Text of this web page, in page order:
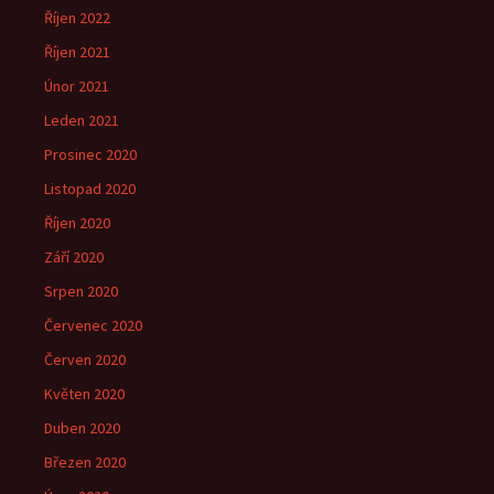
Říjen 2022
Říjen 2021
Únor 2021
Leden 2021
Prosinec 2020
Listopad 2020
Říjen 2020
Září 2020
Srpen 2020
Červenec 2020
Červen 2020
Květen 2020
Duben 2020
Březen 2020